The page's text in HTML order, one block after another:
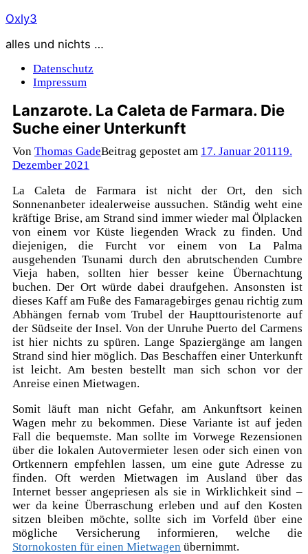
Zum
springen
Oxly3
alles und nichts …
Datenschutz
Impressum
Lanzarote. La Caleta de Farmara. Die
Suche einer Unterkunft
Von Thomas GadeBeitrag gepostet am 17. Januar 201119.
Dezember 2021
La Caleta de Farmara ist nicht der Ort, den sich
Sonnenanbeter idealerweise aussuchen. Ständig weht eine
kräftige Brise, am Strand sind immer wieder mal Ölplacken
von einem vor Küste liegenden Wrack zu finden. Und
diejenigen, die Furcht vor einem von La Palma
ausgehenden Tsunami durch den abrutschenden Cumbre
Vieja haben, sollten hier besser keine Übernachtung
buchen. Der Ort würde dabei draufgehen. Ansonsten ist
dieses Kaff am Fuße des Famaragebirges genau richtig zum
Abhängen fernab vom Trubel der Haupttouristenorte auf
der Südseite der Insel. Von der Unruhe Puerto del Carmens
ist hier nichts zu spüren. Lange Spaziergänge am langen
Strand sind hier möglich. Das Beschaffen einer Unterkunft
ist leicht. Am besten bestellt man sich schon vor der
Anreise einen Mietwagen.
Somit läuft man nicht Gefahr, am Ankunftsort keinen
Wagen mehr zu bekommen. Diese Variante ist auf jeden
Fall die bequemste. Man sollte im Vorwege Rezensionen
über die lokalen Autovermieter lesen oder sich einen von
Ortkennern empfehlen lassen, um eine gute Adresse zu
finden. Oft werden Mietwagen im Ausland über das
Internet besser angepriesen als sie in Wirklichkeit sind –
wer da keine Überraschung erleben und auf den Kosten
sitzen bleiben möchte, sollte sich im Vorfeld über eine
mögliche Versicherung informieren, welche die
Stornokosten für einen Mietwagen übernimmt.